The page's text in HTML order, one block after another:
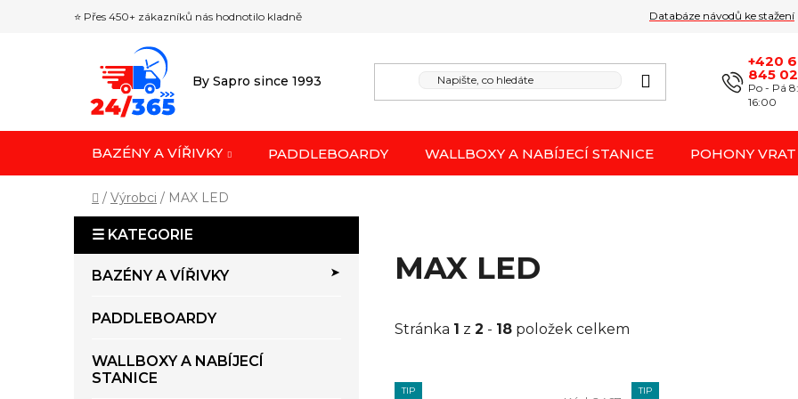
⭐ Přes 450+ zákazníků nás hodnotilo kladně Databáze návodů ke stažení
Reklamace / odstoupení
By Sapro since 1993
+420
845
Po - Pá
16:00
BAZÉNY A VÍŘIVKY PADDLEBOARDY WALLBOXY A NABÍJECÍ STANICE POHONY VRAT
Domů
/ Výrobci / MAX LED
o
kategorie
BAZÉNY A VÍŘIVKY
PADDLEBOARDY
WALLBOXY A NABÍJECÍ
STANICE
MAX LED
Stránka 1 z 2 - 18 položek celkem
VTIP TIP